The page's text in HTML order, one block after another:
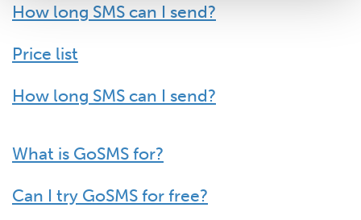
How long SMS can I send?
Price list
How long SMS can I send?
What is GoSMS for?
Can I try GoSMS for free?